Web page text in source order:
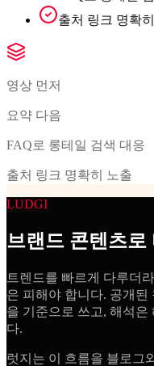
출처 링크 명확
영상 먼저
요약 다음
FAQ로 롱테일 검색 대응
출처 링크 명확히 노출
LUDGI
브랜드 콘텐츠로
트렌드를 빠르게 다루더
은 피해야 합니다. 공개된
을 기준으로 쓰고, 해석은
다.
럿지는 이 흐름을 블로그